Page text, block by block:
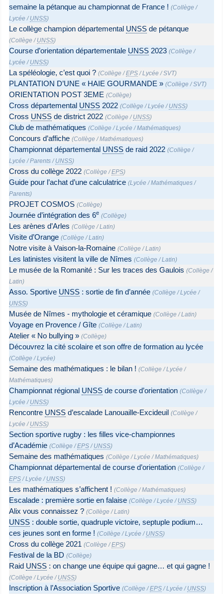
semaine la pétanque au championnat de France ! (Collège /
Lycée / UNSS)
Le collège champion départemental UNSS de pétanque
(Collège / UNSS)
Course d’orientation départementale UNSS 2023 (Collège /
Lycée / UNSS)
La spéléologie, c’est quoi ? (Collège /EPS /Lycée /SVT)
PLANTATION D’UNE « HAIE GOURMANDE » (Collège /SVT)
ORIENTATION POST 3EME (Collège)
Cross départemental UNSS 2022 (Collège /Lycée / UNSS)
Cross UNSS de district 2022 (Collège / UNSS)
Club de mathématiques (Collège /Lycée /Mathématiques)
Concours d’affiche (Collège /Mathématiques)
Championnat départemental UNSS de raid 2022 (Collège /
Lycée /Parents / UNSS)
Cross du collège 2022 (Collège /EPS)
Guide pour l’achat d’une calculatrice (Lycée /Mathématiques /
Parents)
PROJET COSMOS (Collège)
Journée d’intégration des 6e (Collège)
Les arènes d’Arles (Collège /Latin)
Visite d’Orange (Collège /Latin)
Notre visite à Vaison-la-Romaine (Collège /Latin)
Les latinistes visitent la ville de Nîmes (Collège /Latin)
Le musée de la Romanité : Sur les traces des Gaulois (Collège /
Latin)
Asso. Sportive UNSS : sortie de fin d’année (Collège /Lycée /
UNSS)
Musée de Nîmes - mythologie et céramique (Collège /Latin)
Voyage en Provence / Gîte (Collège /Latin)
Atelier « No bullying » (Collège)
Découvrez la cité scolaire et son offre de formation au lycée
(Collège /Lycée)
Semaine des mathématiques : le bilan ! (Collège /Lycée /
Mathématiques)
Championnat régional UNSS de course d’orientation (Collège /
Lycée / UNSS)
Rencontre UNSS d’escalade Lanouaille-Excideuil (Collège /
Lycée / UNSS)
Section sportive rugby : les filles vice-championnes
d’Académie (Collège /EPS / UNSS)
Semaine des mathématiques (Collège /Lycée /Mathématiques)
Championnat départemental de course d’orientation (Collège /
EPS /Lycée / UNSS)
Les mathématiques s’affichent ! (Collège /Mathématiques)
Escalade : première sortie en falaise (Collège /Lycée / UNSS)
Alix vous connaissez ? (Collège /Latin)
UNSS : double sortie, quadruple victoire, septuple podium…
ces jeunes sont en forme ! (Collège /Lycée / UNSS)
Cross du collège 2021 (Collège /EPS)
Festival de la BD (Collège)
Raid UNSS : on change une équipe qui gagne… et qui gagne !
(Collège /Lycée / UNSS)
Inscription à l’Association Sportive (Collège /EPS /Lycée / UNSS)